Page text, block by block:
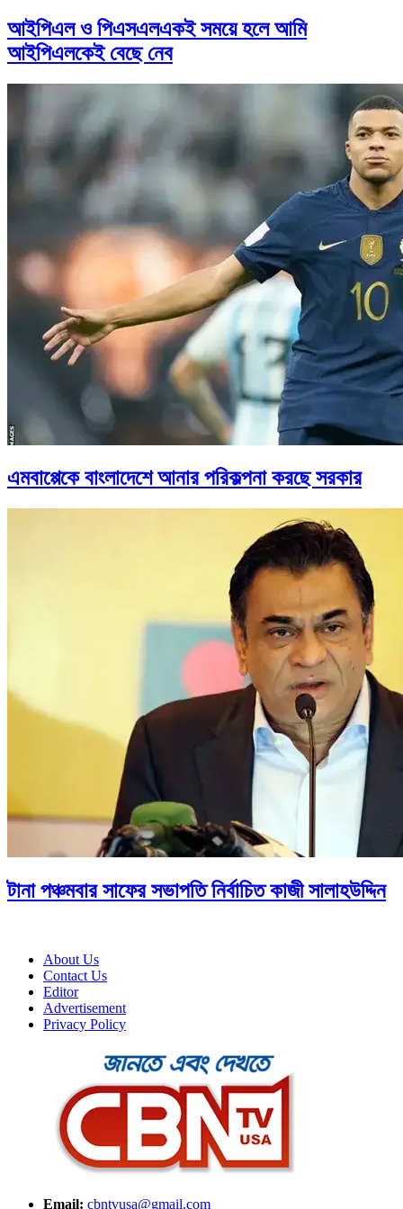
আইপিএল ও পিএসএলএকই সময়ে হলে আমি
আইপিএলকেই বেছে নেব
এমবাপ্পেকে বাংলাদেশে আনার পরিকল্পনা করছে সরকার
টানা পঞ্চমবার সাফের সভাপতি নির্বাচিত কাজী সালাহউদ্দিন
About Us
Contact Us
Editor
Advertisement
Privacy Policy
Email: cbntvusa@gmail.com